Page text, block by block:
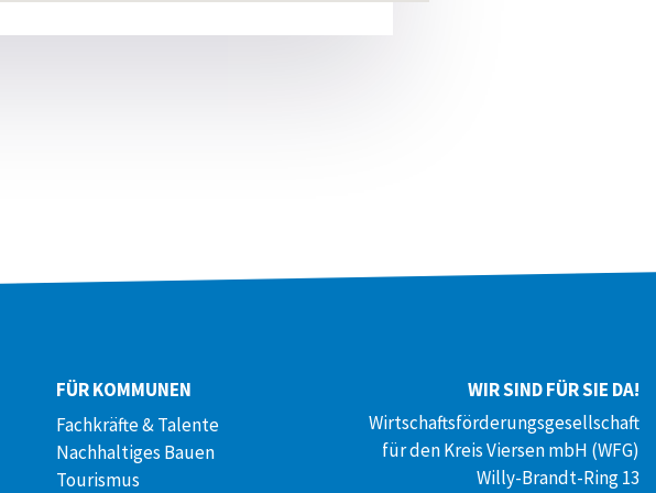
FÜR KOMMUNEN
Fachkräfte & Talente
Nachhaltiges Bauen
Tourismus
WIR SIND FÜR SIE DA!
Wirtschaftsförderungsgesellschaft
für den Kreis Viersen mbH (WFG)
Willy-Brandt-Ring 13